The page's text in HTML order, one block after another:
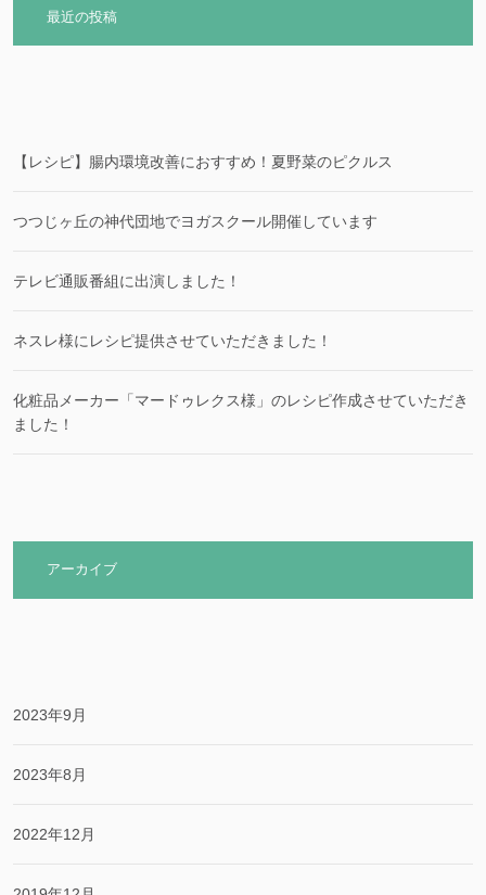
最近の投稿
【レシピ】腸内環境改善におすすめ！夏野菜のピクルス
つつじヶ丘の神代団地でヨガスクール開催しています
テレビ通販番組に出演しました！
ネスレ様にレシピ提供させていただきました！
化粧品メーカー「マードゥレクス様」のレシピ作成させていただき
ました！
アーカイブ
2023年9月
2023年8月
2022年12月